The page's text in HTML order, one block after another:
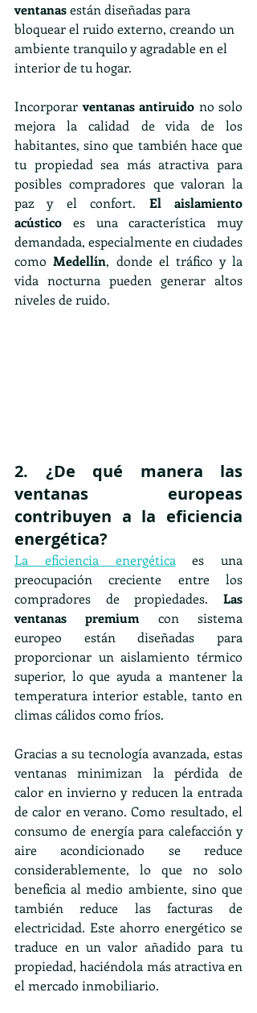
ventanas están diseñadas para
bloquear el ruido externo, creando un
ambiente tranquilo y agradable en el
interior de tu hogar.
Incorporar ventanas antiruido no solo
mejora la calidad de vida de los
habitantes, sino que también hace que
tu propiedad sea más atractiva para
posibles compradores que valoran la
paz y el confort. El aislamiento
acústico es una característica muy
demandada, especialmente en ciudades
como Medellín, donde el tráfico y la
vida nocturna pueden generar altos
niveles de ruido.
2. ¿De qué manera las
ventanas europeas
contribuyen a la eficiencia
energética?
La eficiencia energética es una
preocupación creciente entre los
compradores de propiedades. Las
ventanas premium con sistema
europeo están diseñadas para
proporcionar un aislamiento térmico
superior, lo que ayuda a mantener la
temperatura interior estable, tanto en
climas cálidos como fríos.
Gracias a su tecnología avanzada, estas
ventanas minimizan la pérdida de
calor en invierno y reducen la entrada
de calor en verano. Como resultado, el
consumo de energía para calefacción y
aire acondicionado se reduce
considerablemente, lo que no solo
beneficia al medio ambiente, sino que
también reduce las facturas de
electricidad. Este ahorro energético se
traduce en un valor añadido para tu
propiedad, haciéndola más atractiva en
el mercado inmobiliario.